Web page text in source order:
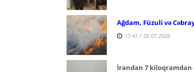
Ağdam, Füzuli və
17:41 / 28.07.2026
İrandan 7 kiloqramdan